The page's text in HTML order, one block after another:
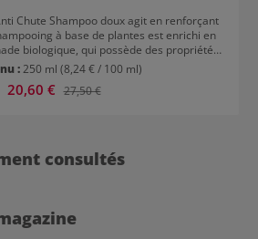
Chute Shampoo doux agit en renforçant
à base de plantes est enrichi en
biologique, qui possède des propriétés
anti-chute
phosphore, potassium et vitamines - les
les cheveux sujets à la chute. Les
cheveux fins.
:250 ml (8,24 € / 100 ml)
Prix de vente :
20,60 € Prix régulier :
27,50 €
consultés